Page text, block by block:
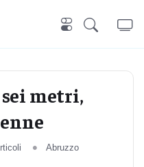
sei metri,
Abruzzo